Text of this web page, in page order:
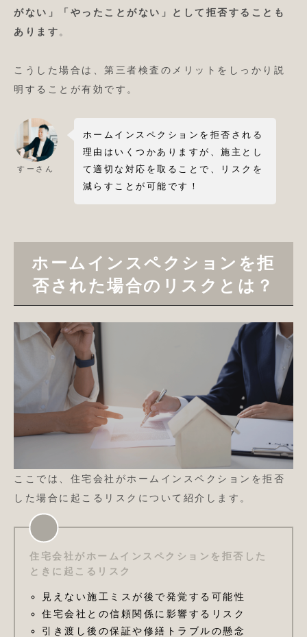
がない」「やったことがない」として拒否することも
あります。
こうした場合は、第三者検査のメリットをしっかり説
明することが有効です。
すーさん
ホームインスペクションを拒否される
理由はいくつかありますが、施主とし
て適切な対応を取ることで、リスクを
減らすことが可能です！
ホームインスペクションを拒
否された場合のリスクとは？
ここでは、住宅会社がホームインスペクションを拒否
した場合に起こるリスクについて紹介します。
住宅会社がホームインスペクションを拒否した
ときに起こるリスク
見えない施工ミスが後で発覚する可能性
住宅会社との信頼関係に影響するリスク
引き渡し後の保証や修繕トラブルの懸念